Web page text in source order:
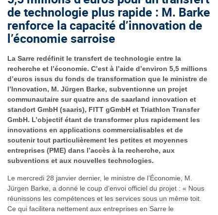
de technologie plus rapide : M. Barke
renforce la capacité d’innovation de
l’économie sarroise
La Sarre redéfinit le transfert de technologie entre la
recherche et l’économie. C’est à l’aide d’environ 5,5 millions
d’euros issus du fonds de transformation que le ministre de
l’Innovation, M. Jürgen Barke, subventionne un projet
communautaire sur quatre ans de saarland innovation et
standort GmbH (saaris), FITT gGmbH et Triathlon Transfer
GmbH. L’objectif étant de transformer plus rapidement les
innovations en applications commercialisables et de
soutenir tout particulièrement les petites et moyennes
entreprises (PME) dans l’accès à la recherche, aux
subventions et aux nouvelles technologies.
Le mercredi 28 janvier dernier, le ministre de l’Économie, M.
Jürgen Barke, a donné le coup d’envoi officiel du projet : « Nous
réunissons les compétences et les services sous un même toit.
Ce qui facilitera nettement aux entreprises en Sarre le